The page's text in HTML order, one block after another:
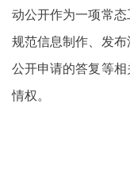
动公开作为一项常
规范信息制作、发
公开申请的答复等
情权。